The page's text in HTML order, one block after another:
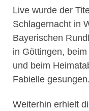
Live wurde der
Schlagernacht in
Bayerischen
in Göttingen,
und beim
Fabielle gesungen.
Weiterhin erhielt